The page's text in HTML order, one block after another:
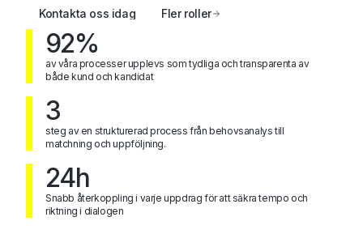
Kontakta oss idag Fler roller
92%
av våra processer upplevs som tydliga och transparenta av
både kund och kandidat
3
steg av en strukturerad process från behovsanalys till
matchning och uppföljning.
24h
Snabb återkoppling i varje uppdrag för att säkra tempo och
riktning i dialogen